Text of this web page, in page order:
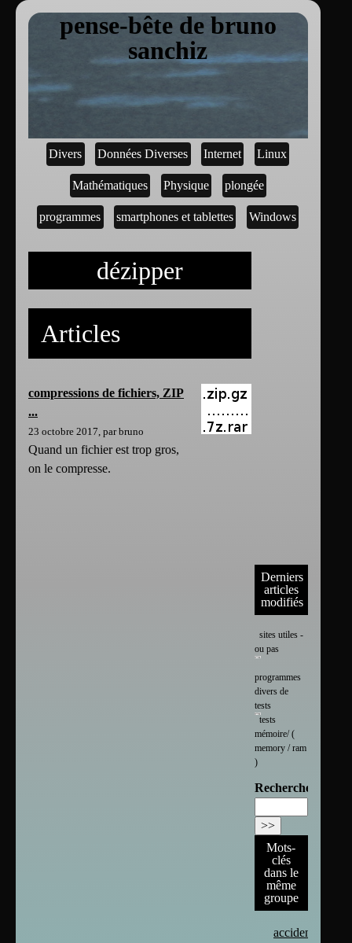
pense-bête de bruno
sanchiz
Divers Données Diverses Internet Linux
Mathématiques Physique plongée
programmes smartphones et tablettes Windows
dézipper
Articles
compressions de fichiers, ZIP
...
23 octobre 2017, par bruno
Quand un fichier est trop gros,
on le compresse.
Derniers
articles
modifiés
sites utiles -
ou pas
programmes
divers de
tests
tests
mémoire/ (
memory / ram
)
Rechercher :
Mots-
clés
dans le
même
groupe
accident